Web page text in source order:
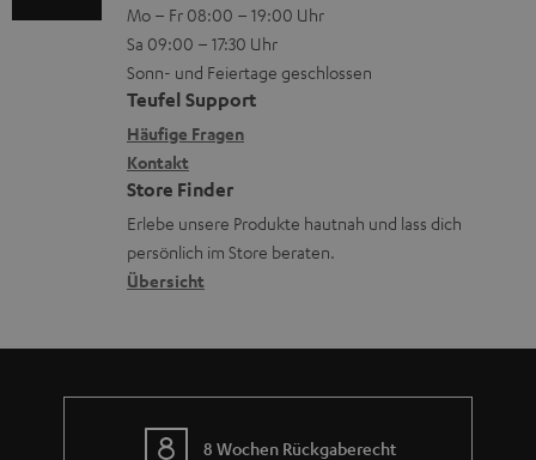
a
d
e
n
z
u
r
G
a
r
a
n
i
e
r
ä
t
e
R
ü
c
k
a
h
m
-
L
e
x
i
k
o
n
n
t
a
k
t
d
a
t
n
Mo – Fr 08:00 – 19:00 Uhr
Sa 09:00 – 17:30 Uhr
Sonn- und Feiertage geschlossen
Teufel Support
Häufige Fragen
Kontakt
Store Finder
Erlebe unsere Produkte hautnah und lass dich
persönlich im Store beraten.
Übersicht
8 Wochen Rückgaberecht